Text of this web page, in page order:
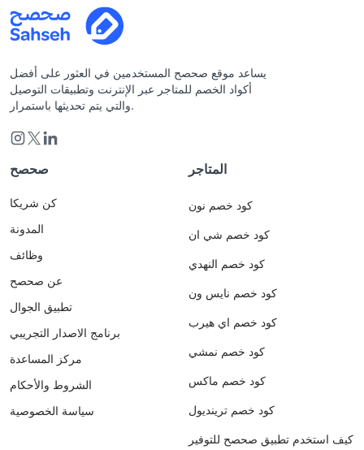
يساعد موقع صحصح المستخدمين في العثور على أفضل
أكواد الخصم للمتاجر عبر الإنترنت وتطبيقات التوصيل
والتي يتم تحديثها باستمرار.
صحصح
كن شريكا
المدونة
وظائف
عن صحصح
تطبيق الجوال
برنامج الاصدار التجريبي
مركز المساعدة
الشروط والأحكام
سياسة الخصوصية
المتاجر
كود خصم نون
كود خصم شي ان
كود خصم النهدي
كود خصم نايس ون
كود خصم اي هيرب
كود خصم نمشي
كود خصم ماكس
كود خصم ترينديول
كيف استخدم تطبيق صحصح للتوفير